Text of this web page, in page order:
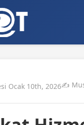
Ocak 10th, 2026✍️